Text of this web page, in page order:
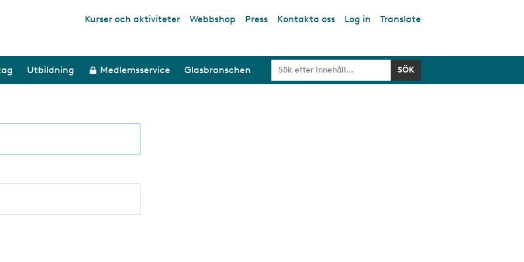
Top links
Kurser och aktiviteter Webbshop Press Kontakta oss Log in Translate
Utbildning Medlemsservice Glasbranschen